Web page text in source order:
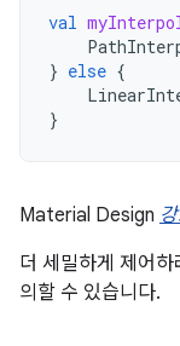
val
} else {
}
Material Design
더 세밀하게 제어하
의할 수 있습니다.